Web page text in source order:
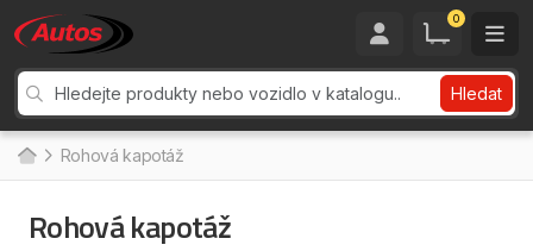
0
Hledat
Rohová kapotáž
Rohová kapotáž